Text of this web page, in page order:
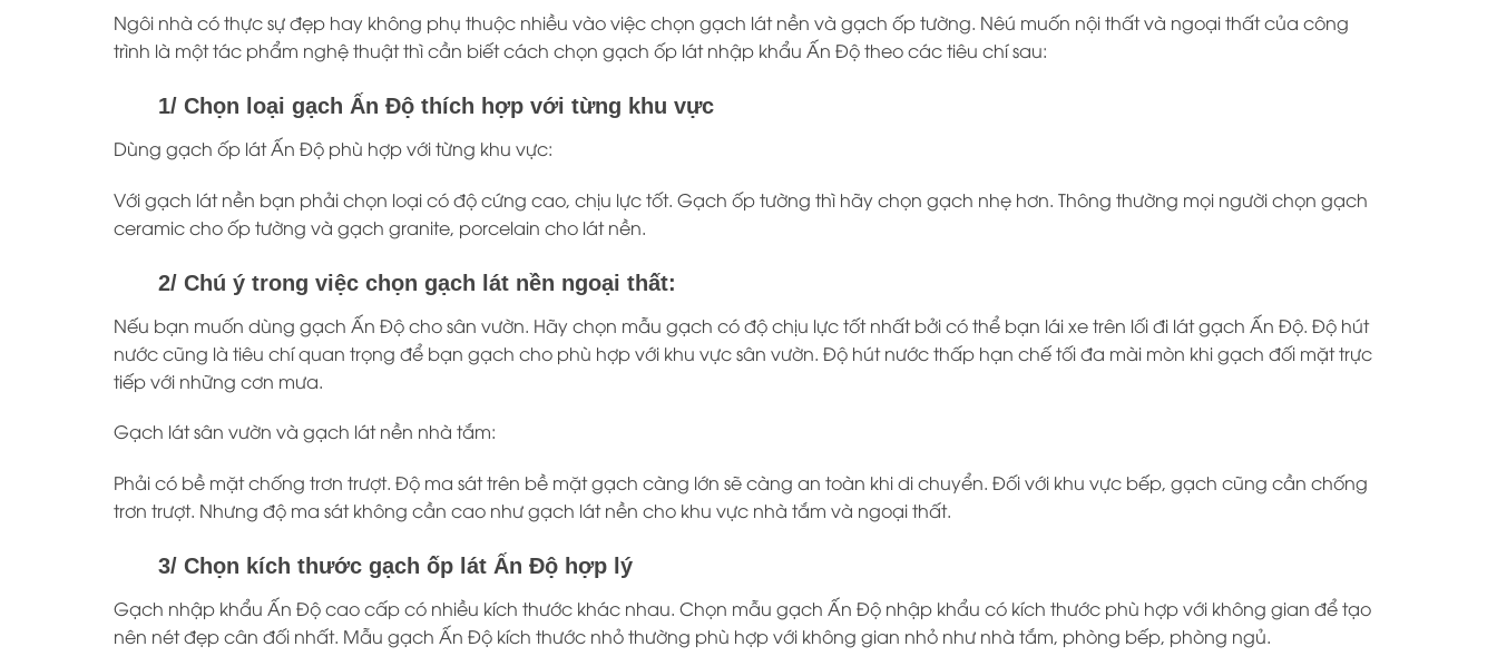
Ngôi nhà có thực sự đẹp hay không phụ thuộc nhiều vào việc chọn gạch lát nền và gạch ốp tường. Nêú muốn nội thất và ngoại thất của công
trình là một tác phẩm nghệ thuật thì cần biết cách chọn gạch ốp lát nhập khẩu Ấn Độ theo các tiêu chí sau:
1/ Chọn loại gạch Ấn Độ thích hợp với từng khu vực
Dùng gạch ốp lát Ấn Độ phù hợp với từng khu vực:
Với gạch lát nền bạn phải chọn loại có độ cứng cao, chịu lực tốt. Gạch ốp tường thì hãy chọn gạch nhẹ hơn. Thông thường mọi người chọn gạch
ceramic cho ốp tường và gạch granite, porcelain cho lát nền.
2/ Chú ý trong việc chọn gạch lát nền ngoại thất:
Nếu bạn muốn dùng gạch Ấn Độ cho sân vườn. Hãy chọn mẫu gạch có độ chịu lực tốt nhất bởi có thể bạn lái xe trên lối đi lát gạch Ấn Độ. Độ hút
nước cũng là tiêu chí quan trọng để bạn gạch cho phù hợp với khu vực sân vườn. Độ hút nước thấp hạn chế tối đa mài mòn khi gạch đối mặt trực
tiếp với những cơn mưa.
Gạch lát sân vườn và gạch lát nền nhà tắm:
Phải có bề mặt chống trơn trượt. Độ ma sát trên bề mặt gạch càng lớn sẽ càng an toàn khi di chuyển. Đối với khu vực bếp, gạch cũng cần chống
trơn trượt. Nhưng độ ma sát không cần cao như gạch lát nền cho khu vực nhà tắm và ngoại thất.
3/ Chọn kích thước gạch ốp lát Ấn Độ hợp lý
Gạch nhập khẩu Ấn Độ cao cấp có nhiều kích thước khác nhau. Chọn mẫu gạch Ấn Độ nhập khẩu có kích thước phù hợp với không gian để tạo
nên nét đẹp cân đối nhất. Mẫu gạch Ấn Độ kích thước nhỏ thường phù hợp với không gian nhỏ như nhà tắm, phòng bếp, phòng ngủ.